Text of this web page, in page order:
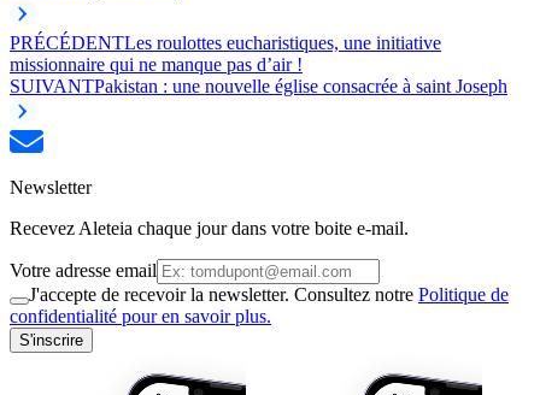
PRÉCÉDENTLes roulottes eucharistiques, une initiative
missionnaire qui ne manque pas d’air !
SUIVANTPakistan : une nouvelle église consacrée à saint Joseph
Newsletter
Recevez Aleteia chaque jour dans votre boite e-mail.
Votre adresse email
J'accepte de recevoir la newsletter. Consultez notre Politique de
confidentialité pour en savoir plus.
S'inscrire